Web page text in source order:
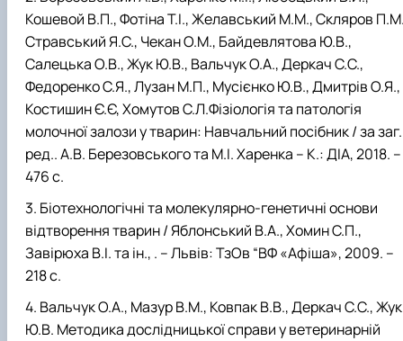
Кошевой В.П., Фотіна Т.І., Желавський М.М., Скляров
Стравський Я.С., Чекан О.М., Байдевлятова Ю.В.,
Салецька О.В., Жук Ю.В., Вальчук О.А., Деркач С.С.,
Федоренко С.Я., Лузан М.П., Мусієнко Ю.В., Дмитрів О.Я.,
Костишин Є.Є, Хомутов С.Л.Фізіологія та патологія
молочної залози у тварин: Навчальний посібник / за заг.
ред.. А.В. Березовського та М.І. Харенка – К.: ДІА, 2018. –
476 с.
Біотехнологічні та молекулярно-генетичні основи
відтворення тварин / Яблонський В.А., Хомин С.П.,
Завірюха В.І. та ін., . – Львів: ТзОв “ВФ «Афіша», 2009. –
218 с.
Вальчук О.А., Мазур В.М., Ковпак В.В., Деркач С.С., Жук
Ю.В. Методика дослідницької справи у ветеринарній